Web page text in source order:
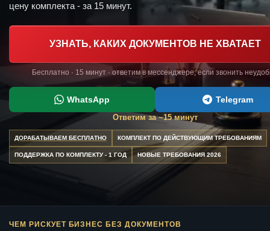
цену комплекта - за 15 минут.
УЗНАТЬ, КАКИХ ДОКУМЕНТОВ НЕ ХВАТАЕТ
Бесплатно · 15 минут · ответим в мессенджере, если звонить
WhatsApp Telegram
Ответим за ~15 минут
ДОРАБАТЫВАЕМ БЕСПЛАТНО КОМПЛЕКТ ПО ДЕЙСТВУЮЩИМ ТРЕБОВАНИЯМ
ПОДДЕРЖКА ПО КОМПЛЕКТУ - 1 ГОД НОВЫЕ ТРЕБОВАНИЯ 2026
ЧЕМ РИСКУЕТ БИЗНЕС БЕЗ ДОКУМЕНТОВ